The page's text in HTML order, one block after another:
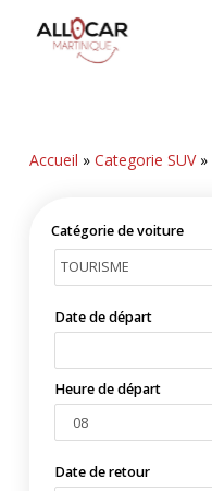
Accueil » Categorie SUV»
Catégorie de voiture
Date de départ
Heure de départ
Date de retour